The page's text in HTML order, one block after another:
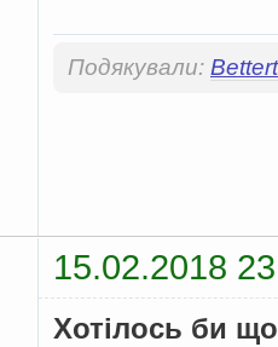
Подякували:
15.02.2018
Хотілось би